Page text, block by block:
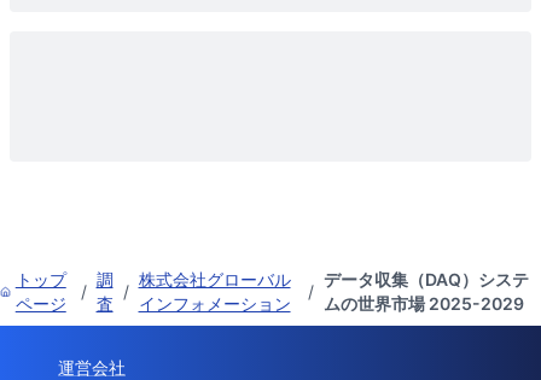
トップ
ページ
/
調
査
/
株式会社グローバル
インフォメーション
/
データ収集（DAQ）システ
ムの世界市場 2025-2029
運営会社